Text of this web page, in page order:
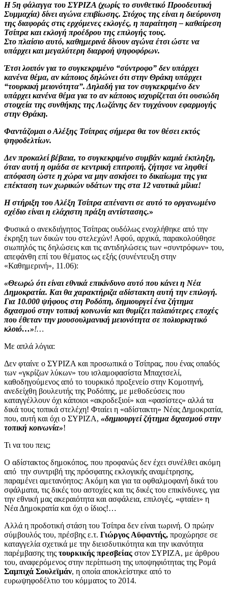
Η 5η φάλαγγα του ΣΥΡΙΖΑ (χωρίς το συνθετικό Προοδευτική
Συμμαχία) δίνει αγώνα επιβίωσης. Στόχος της είναι η διεύρυνση
της διαφοράς στις ερχόμενες εκλογές, η παραίτηση – καθαίρεση
Τσίπρα και εκλογή προέδρου της επιλογής τους.
Στο πλαίσιο αυτό, καθημερινά δίνουν αγώνα έτσι ώστε να
υπάρχει και μεγαλύτερη διαρροή ψηφοφόρων.
Έτσι λοιπόν για το συγκεκριμένο “σύντροφο” δεν υπάρχει
κανένα θέμα, αν κάποιος δηλώνει ότι στην Θράκη υπάρχει
“τουρκική μειονότητα”. Δηλαδή για τον συγκεκριμένο δεν
υπάρχει κανένα θέμα για το αν κάποιος ισχυρίζεται ότι ουσιώδη
στοιχεία της συνθήκης της Λωζάνης δεν τυγχάνουν εφαρμογής
στην Θράκη.
Φαντάζομαι ο Αλέξης Τσίπρας σήμερα θα τον θέσει εκτός
ψηφοδελτίων.
Δεν προκαλεί βέβαια, το συγκεκριμένο συμβάν καμιά έκπληξη,
όταν αυτή η ομάδα σε κεντρική επιτροπή, ζήτησε να ληφθεί
απόφαση ώστε η χώρα να μην ασκήσει το δικαίωμα της για
επέκταση των χωρικών υδάτων της στα 12 ναυτικά μίλια!
Η στήριξη του Αλέξη Τσίπρα απέναντι σε αυτό το οργανωμένο
σχέδιο είναι η ελάχιστη πράξη αντίστασης.»
Φυσικά ο ανεκδιήγητος Τσίπρας ουδόλως ενοχλήθηκε από την
έκρηξη των δικών του στελεχών! Αφού, αρχικά, παρακολούθησε
σιωπηλός τις δηλώσεις και τις αντιδηλώσεις των «συντρόφων» του,
απεφάνθη επί του θέματος ως εξής (συνέντευξη στην
«Καθημερινή», 11.06):
«Θεωρώ ότι είναι εθνικά επικίνδυνο αυτό που κάνει η Νέα
Δημοκρατία. Και θα χαρακτήριζα αδίστακτη αυτή την επιλογή.
Για 10.000 ψήφους στη Ροδόπη, δημιουργεί ένα ζήτημα
διχασμού στην τοπική κοινωνία και θυμίζει παλαιότερες εποχές
που έθεταν την μουσουλμανική μειονότητα σε πολιορκητικό
κλοιό…»!…
Με απλά λόγια:
Δεν φταίνε ο ΣΥΡΙΖΑ και προσωπικά ο Τσίπρας, που ένας οπαδός
των «γκρίζων λύκων» του ισλαμοφασίστα Μπαχτσελί,
καθοδηγούμενος από το τουρκικό προξενείο στην Κομοτηνή,
ανεδείχθη βουλευτής της Ροδόπης, με μεθοδεύσεις που
καταγγέλλουν όχι κάποιοι «ακροδεξιοί» και «φασίστες» αλλά τα
δικά τους τοπικά στελέχη! Φταίει η «αδίστακτη» Νέας Δημοκρατία,
που, αυτή και όχι ο ΣΥΡΙΖΑ, «δημιουργεί ζήτημα διχασμού στην
τοπική κοινωνία»!
Τι να του πεις;
Ο αδίστακτος δημοκόπος, που προφανώς δεν έχει συνέλθει ακόμη
από την συντριβή της πρόσφατης εκλογικής αναμέτρησης,
παραμένει αμετανόητος: Ακόμη και για τα οφθαλμοφανή δικά του
σφάλματα, τις δικές του αστοχίες και τις δικές του επικίνδυνες, για
την εθνική μας ακεραιότητα και ασφάλεια, επιλογές, «φταίει» η
Νέα Δημοκρατία και όχι ο ίδιος!…
Αλλά η προδοτική στάση του Τσίπρα δεν είναι τωρινή. Ο πρώην
σύμβουλός του, πρέσβης ε.τ. Γιώργος Αϋφαντής, προχώρησε σε
καταγγελία σχετικά με την διεισδυτικότητα και την ικανότητα
παρέμβασης της τουρκικής πρεσβείας στον ΣΥΡΙΖΑ, με άρθρου
του, αναφερόμενος στην περίπτωση της υποψηφιότητας της Ρομά
Σαμπιχά Σουλεϊμάν, η οποία αποκλείστηκε από το
ευρωψηφοδέλτιο του κόμματος το 2014.